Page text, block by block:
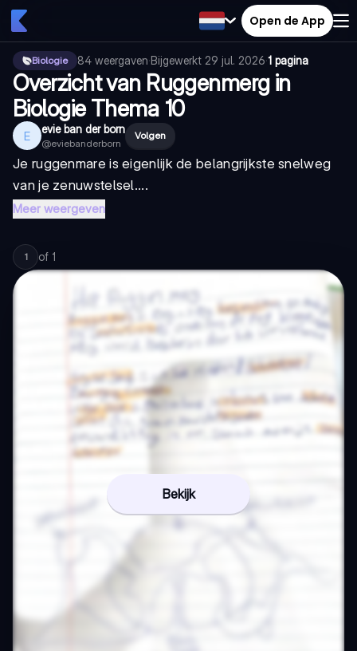
Open de App
Biologie 84 weergaven·Bijgewerkt 29 jul. 2026·1 pagina
Overzicht van Ruggenmerg in
Biologie Thema 10
E evie ban der born
@eviebanderborn
Volgen
Je ruggenmare is eigenlijk de belangrijkste snelweg
van je zenuwstelsel....
Meer weergeven
1 of 1
Bekijk